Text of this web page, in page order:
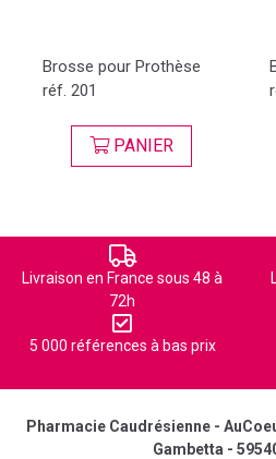
Brosse pour Prothèse
réf. 201
PANIER
Livraison en France sous 48 à
72h
5 000 références à bas prix
Pharmacie Caudrésienne -
Gambetta -